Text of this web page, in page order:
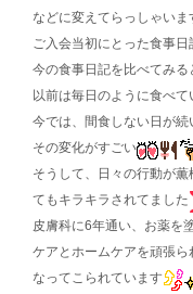
などに変えてらっしゃいま
ご入会当初にとった食事日
今の食事日記を比べてみ
以前は毎日のように食べて
今では、間食しない日が
その変化がすごい
そうして、日々の行動が
てもキラキラされてました
皮膚科に6年通い、お薬を
ケアとホームケアを頑張
なってこられています